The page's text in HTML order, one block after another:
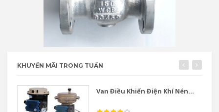
KHUYẾN MÃI TRONG TUẦN
Van Điều Khiển Điện Khí Nén...